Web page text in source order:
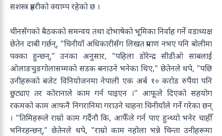
सशस्त्र प्रहरीको क्याम्प रहेको छ ।
चीनसँगको बैठकको समन्वय तथा दोभाषेको भूमिका निर्वाह गर्ने वडाध्यक्ष
छेतेन दाबी गर्छन्, "चिनीयाँ अधिकारीसँग लिखत प्रमाण नभए पनि बोलीमा
पक्का हुन्छन्," उनका अनुसार, "पहिला डोरेन्द्र सीडीओ साबलाई
ओलाङचुङगोलासम्मको सडक बनाउने भनेका थिए," छेतेनले थपे, "पछि
उनीहरूको बजेट विनियोजनमा नेपाली एक अर्ब १० करोड रुपैंया पनि
छुट्याए तर कोरानाले काम गर्न पाइएन ।" आफूले दिएको सहयोग
रकमको काम आफनै निगरानिमा गराउने चाहना चिनीयाँले गर्ने गरेका छन्
। "तिमिहरूले राम्रो काम गर्दैनौ कि, आफैँले गर्न पाए हुन्थ्यो भनेर चाहीँ
भनिरहन्छन्," छेतेनले थपे, "राम्रो काम नहोला भन्ने चिन्ता उनीहरूमा